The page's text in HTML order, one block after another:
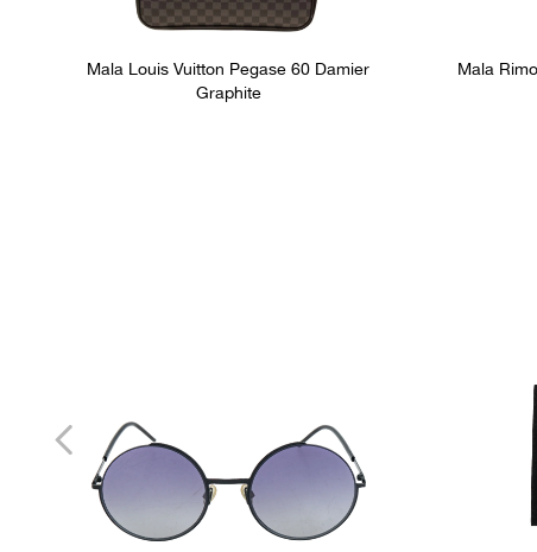
Mala Louis Vuitton Pegase 60 Damier
Graphite
Mala